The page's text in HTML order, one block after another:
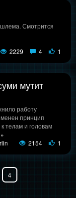
шлема. Смотрится
2229 4 1
мутит
работу
принцип
телам и головам
2154 1
4